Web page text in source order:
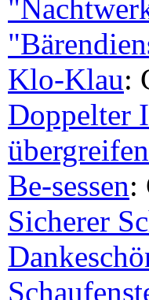
Klo-Klau:
Doppelter
Be-sessen:
Sicherer